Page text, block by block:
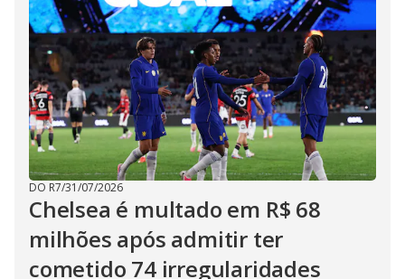
DO R7/31/07/2026
Chelsea é multado em R$ 68
milhões após admitir ter
cometido 74 irregularidades